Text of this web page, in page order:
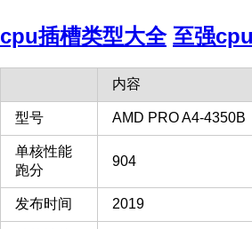
cpu插槽类型大全 至强
内容
型号 AMD PRO A4-4350B
单核性能
跑分
904
发布时间 2019